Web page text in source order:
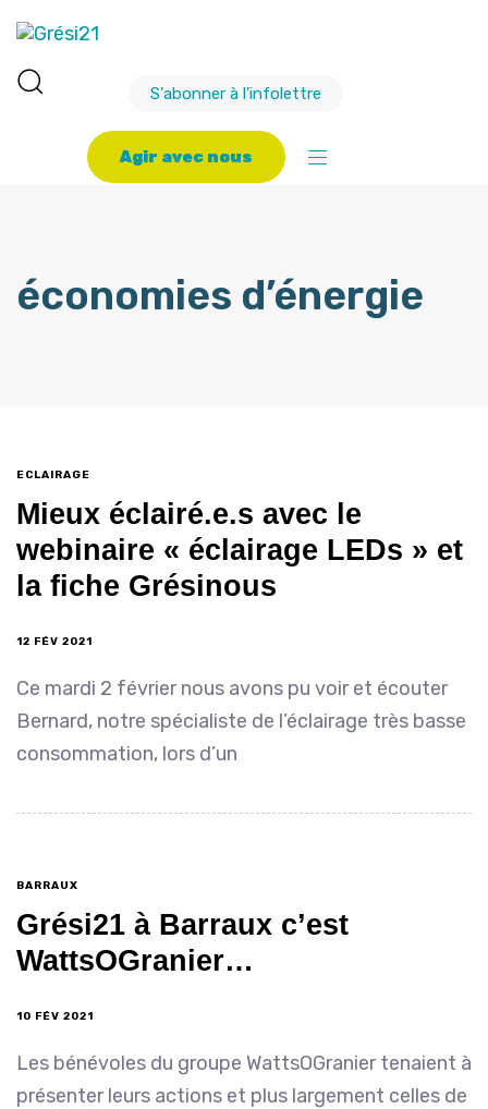
S'abonner à l'infolettre
Agir avec nous
économies d’énergie
ECLAIRAGE
Mieux éclairé.e.s avec le
webinaire « éclairage LEDs » et
la fiche Grésinous
12 FÉV 2021
Ce mardi 2 février nous avons pu voir et écouter
Bernard, notre spécialiste de l’éclairage très basse
consommation, lors d’un
BARRAUX
Grési21 à Barraux c’est
WattsOGranier…
10 FÉV 2021
Les bénévoles du groupe WattsOGranier tenaient à
présenter leurs actions et plus largement celles de